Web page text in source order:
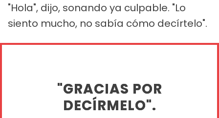
"Hola", dijo, sonando ya culpable. "Lo
siento mucho, no sabía cómo decírtelo".
"GRACIAS POR
DECÍRMELO".